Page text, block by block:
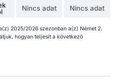
Nincs adat Nincs adat
2025/2026 szezonban a(z) Német 2.
hogyan teljesít a következő